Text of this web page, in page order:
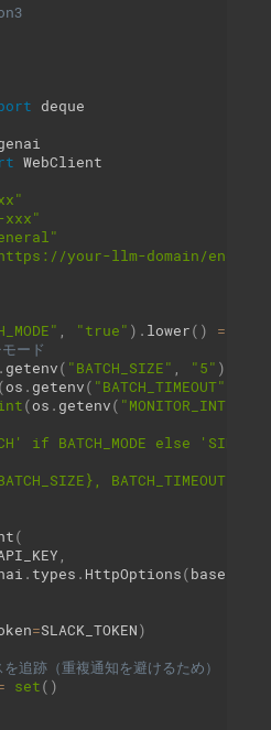
deque
WebClient
xxx"
your-llm-domain/
"true" ) . lower( ) ==
ード
. getenv( "BATCH_SIZE" "5" )
(os . getenv( "BATCH_TIMEOUT"
(os . getenv(
if BATCH_MODE else
BATCH_TIMEOUT:
(
. types . HttpOptions(base_url
=SLACK_TOKEN)
追跡（重複通知を避けるため）
set( )